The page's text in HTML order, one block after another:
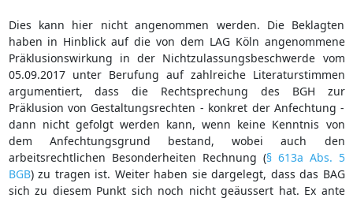
Dies kann hier nicht angenommen werden. Die Beklagten
haben in Hinblick auf die von dem LAG Köln angenommene
Präklusionswirkung in der Nichtzulassungsbeschwerde vom
05.09.2017 unter Berufung auf zahlreiche Literaturstimmen
argumentiert, dass die Rechtsprechung des BGH zur
Präklusion von Gestaltungsrechten - konkret der Anfechtung -
dann nicht gefolgt werden kann, wenn keine Kenntnis von
dem Anfechtungsgrund bestand, wobei auch den
arbeitsrechtlichen Besonderheiten Rechnung (§ 613a Abs. 5
BGB) zu tragen ist. Weiter haben sie dargelegt, dass das BAG
sich zu diesem Punkt sich noch nicht geäussert hat. Ex ante